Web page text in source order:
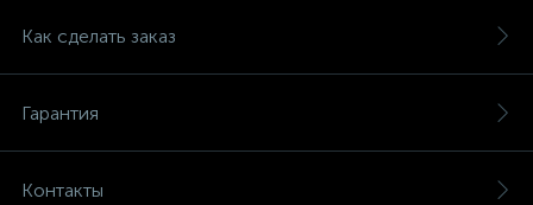
Как сделать заказ
Гарантия
Контакты